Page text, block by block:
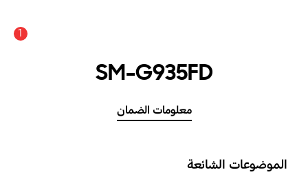
1
SM-G935FD
معلومات الضمان
الموضوعات الشائعة